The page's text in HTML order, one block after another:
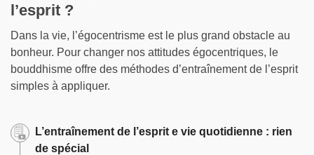
l’esprit ?
Dans la vie, l’égocentrisme est le plus grand obstacle au
bonheur. Pour changer nos attitudes égocentriques, le
bouddhisme offre des méthodes d’entraînement de l’esprit
simples à appliquer.
L’entraînement de l’esprit e vie quotidienne : rien
de spécial